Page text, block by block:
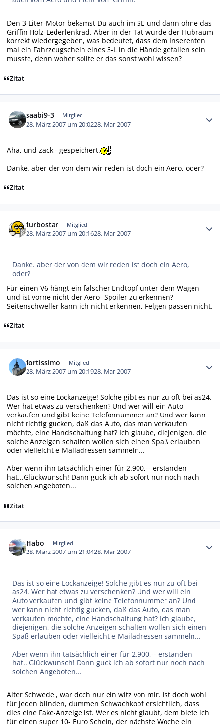
Den 3-Liter-Motor bekamst Du auch im SE und dann ohne das
Griffin Holz-Lederlenkrad. Aber in der Tat wurde der Hubraum
korrekt wiedergegeben, was bedeutet, dass dem Inserenten
mal ein Fahrzeugschein eines 3-L in die Hände gefallen sein
musste, denn woher sollte er das sonst wohl wissen?
Zitat
saabi9-3 Mitglied
28. März 2007 um 20:0228. Mar 2007
Aha, und zack - gespeichert.
Danke. aber der von dem wir reden ist doch ein Aero, oder?
Zitat
turbostar Mitglied
28. März 2007 um 20:1628. Mar 2007
Danke. aber der von dem wir reden ist doch ein Aero,
oder?
Für einen V6 hängt ein falscher Endtopf unter dem Wagen
und ist vorne nicht der Aero- Spoiler zu erkennen?
Seitenschweller kann ich nicht erkennen, Felgen passen nicht.
Zitat
fortissimo Mitglied
28. März 2007 um 20:1928. Mar 2007
Das ist so eine Lockanzeige! Solche gibt es nur zu oft bei as24.
Wer hat etwas zu verschenken? Und wer will ein Auto
verkaufen und gibt keine Telefonnummer an? Und wer kann
nicht richtig gucken, daß das Auto, das man verkaufen
möchte, eine Handschaltung hat? Ich glaube, diejenigen, die
solche Anzeigen schalten wollen sich einen Spaß erlauben
oder vielleicht e-Mailadressen sammeln...
Aber wenn ihn tatsächlich einer für 2.900,-- erstanden
hat...Glückwunsch! Dann guck ich ab sofort nur noch nach
solchen Angeboten...
Zitat
Habo Mitglied
28. März 2007 um 21:0428. Mar 2007
Das ist so eine Lockanzeige! Solche gibt es nur zu oft bei
as24. Wer hat etwas zu verschenken? Und wer will ein
Auto verkaufen und gibt keine Telefonnummer an? Und
wer kann nicht richtig gucken, daß das Auto, das man
verkaufen möchte, eine Handschaltung hat? Ich glaube,
diejenigen, die solche Anzeigen schalten wollen sich einen
Spaß erlauben oder vielleicht e-Mailadressen sammeln...
Aber wenn ihn tatsächlich einer für 2.900,-- erstanden
hat...Glückwunsch! Dann guck ich ab sofort nur noch nach
solchen Angeboten...
Alter Schwede , war doch nur ein witz von mir. ist doch wohl
für jeden blinden, dummen Schwachkopf ersichtlich, dass
dies eine Fake-Anzeige ist. Wer es nicht glaubt, dem biete ich
für einen super 10- Euro Schein, der nächste Woche ein